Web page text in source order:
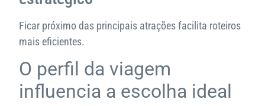
Ficar próximo das principais atrações facilita roteiros
mais eficientes.
O perfil da viagem
influencia a escolha ideal